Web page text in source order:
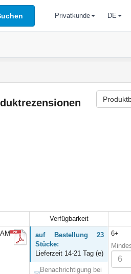
Privatkunde DE
Verfügbarkeit
auf Bestellung 23
Stücke:
Lieferzeit 14-21 Tag (e)
Benachrichtigung bei
6+